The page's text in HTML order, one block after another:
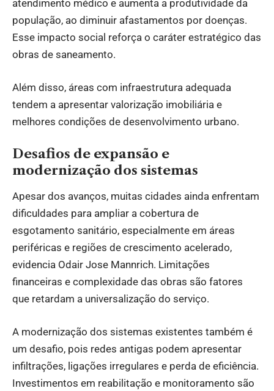
atendimento médico e aumenta a produtividade da
população, ao diminuir afastamentos por doenças.
Esse impacto social reforça o caráter estratégico das
obras de saneamento.
Além disso, áreas com infraestrutura adequada
tendem a apresentar valorização imobiliária e
melhores condições de desenvolvimento urbano.
Desafios de expansão e
modernização dos sistemas
Apesar dos avanços, muitas cidades ainda enfrentam
dificuldades para ampliar a cobertura de
esgotamento sanitário, especialmente em áreas
periféricas e regiões de crescimento acelerado,
evidencia Odair Jose Mannrich. Limitações
financeiras e complexidade das obras são fatores
que retardam a universalização do serviço.
A modernização dos sistemas existentes também é
um desafio, pois redes antigas podem apresentar
infiltrações, ligações irregulares e perda de eficiência.
Investimentos em reabilitação e monitoramento são